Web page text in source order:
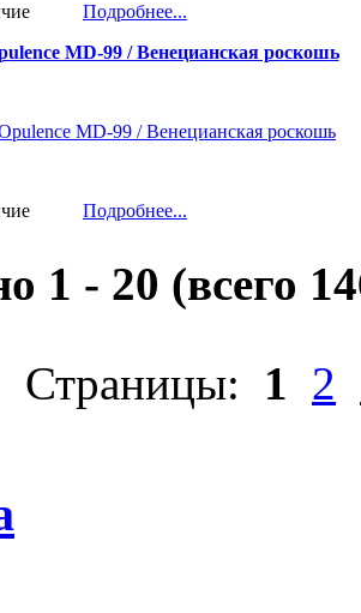
Подробнее...
MD-99 / Венецианская роскошь
Подробнее...
1 - 20 (всего
Страницы: 1 2